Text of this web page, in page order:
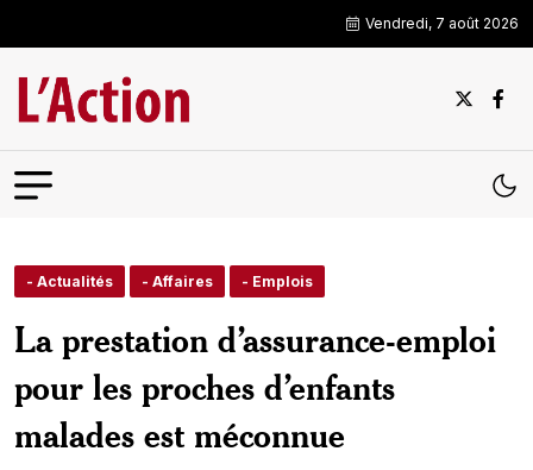
Vendredi, 7 août 2026
- Actualités - Affaires - Emplois
La prestation d’assurance-emploi
pour les proches d’enfants
malades est méconnue